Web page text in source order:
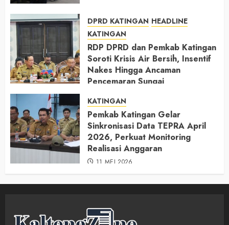
DPRD KATINGAN HEADLINE
KATINGAN
RDP DPRD dan Pemkab Katingan
Soroti Krisis Air Bersih, Insentif
Nakes Hingga Ancaman
Pencemaran Sungai
KATINGAN
Pemkab Katingan Gelar
Sinkronisasi Data TEPRA April
2026, Perkuat Monitoring
Realisasi Anggaran
11 MEI 2026